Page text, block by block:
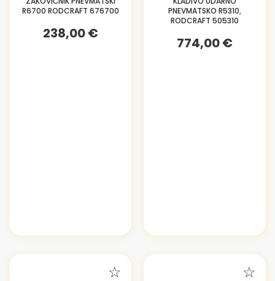
R6700 RODCRAFT 676700
238,00 €
PNEVMATSKO R5310,
RODCRAFT 505310
774,00 €